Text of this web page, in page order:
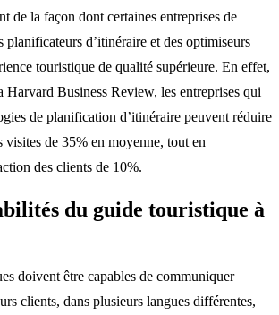
de la façon dont certaines entreprises de
planificateurs d’itinéraire et des optimiseurs
touristique de qualité supérieure. En effet,
Harvard Business Review, les entreprises qui
de planification d’itinéraire peuvent réduire
visites de 35% en moyenne, tout en
des clients de 10%.
du guide touristique à
doivent être capables de communiquer
clients, dans plusieurs langues différentes,